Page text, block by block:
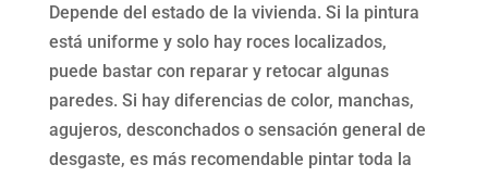
Depende del estado de la vivienda. Si la pintura
está uniforme y solo hay roces localizados,
puede bastar con reparar y retocar algunas
paredes. Si hay diferencias de color, manchas,
agujeros, desconchados o sensación general de
desgaste, es más recomendable pintar toda la